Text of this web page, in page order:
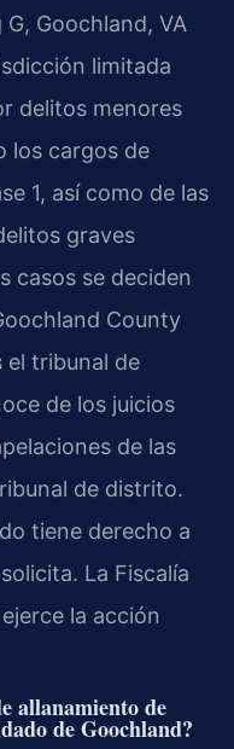
Goochland, VA
limitada
delitos menores
los cargos de
1, así como de las
graves
casos se deciden
County
el tribunal de
de los juicios
de las
de distrito.
tiene derecho a
La Fiscalía
la acción
allanamiento de
de Goochland?